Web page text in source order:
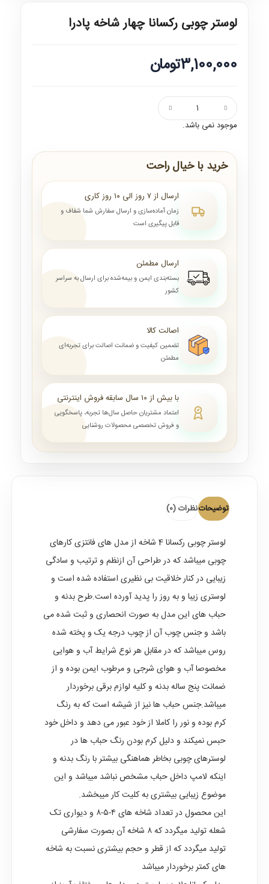
لوستر چوبی رکسانا چهار شاخه پادرا
3,100,000تومان
موجود نمی باشد.
خرید با خیال راحت
ارسال از ۷ روز الی ۱۰ روز کاری
زمان آماده‌سازی و ارسال سفارش شما شفاف و
قابل پیگیری است
ارسال مطمئن
بسته‌بندی ایمن و بیمه‌شده برای ارسال به سراسر
کشور
اصالت کالا
تضمین کیفیت و ضمانت اصالت برای تجربه‌ای
مطمئن
با بیش از ۱۰ سال سابقه فروش اینترنتی
اعتماد مشتریان حاصل سال‌ها تجربه، پاسخگویی
و فروش تخصصی محصولات روشنایی
توضیحاتنظرات (0)
لوستر چوبی رکسانا
4 شاخه از مدل های فانتزی کارهای
چوبی میباشد که در طراحی آن ازنظم و ترتیب و سادگی
زیبایی در کنار خلاقیت بی نظیری استفاده شده است و
لوستری زیبا و به روز را پدید آورده است.طرح بدنه و
حباب های این مدل به صورت انحصاری و ثبت شده می
باشد و جنس چوب آن از چوب درجه یک و پخته شده
روس میباشد که در مقابل هر نوع شرایط آب و هوایی
مخصوصا آب و هوای شرجی و مرطوب ایمن بوده و از
ضمانت پنج ساله بدنه و کلیه لوازم برقی برخوردار
میباشد.جنس حباب ها نیز از شیشه است که به رنگ
کرم بوده و نور را کاملا از خود عبور می دهد و داخل خود
حبس نمیکند و دلیل کرم بودن رنگ حباب ها در
لوسترهای چوبی بخاطر هماهنگی بیشتر با رنگ بدنه و
اینکه لامپ داخل حباب مشخص نباشد میباشد و این
موضوع زیبایی بیشتری به کلیت کار میبخشد.
این محصول در تعداد شاخه های ۴-۵-۸ و دیواری تک
شعله تولید میگردد که ۸ شاخه آن بصورت سفارشی
تولید میگردد که از قطر و حجم بیشتری نسبت به شاخه
های کمتر برخوردار میباشد